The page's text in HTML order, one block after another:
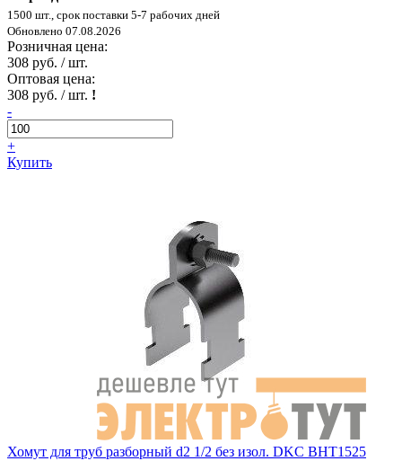
1500 шт., срок поставки 5-7 рабочих дней
Обновлено 07.08.2026
Розничная цена:
308 руб. / шт.
Оптовая цена:
308 руб. / шт. !
-
+
Купить
Хомут для труб разборный d2 1/2 без изол. DKC BHT1525